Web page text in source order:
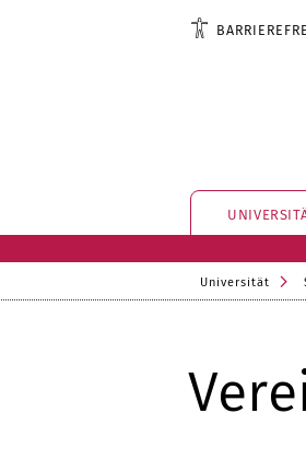
Universität